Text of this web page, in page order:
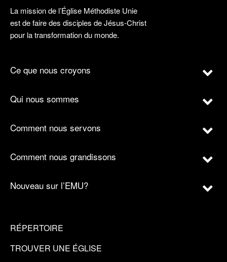
La mission de l’Église Méthodiste Unie
est de faire des disciples de Jésus-Christ
pour la transformation du monde.
Ce que nous croyons
Qui nous sommes
Comment nous servons
Comment nous grandissons
Nouveau sur l’EMU?
RÉPERTOIRE
TROUVER UNE ÉGLISE